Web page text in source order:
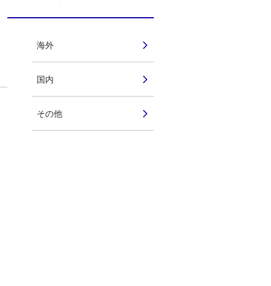
海外
国内
その他